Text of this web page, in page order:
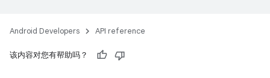
Android Developers API reference
该内容对您有帮助吗？